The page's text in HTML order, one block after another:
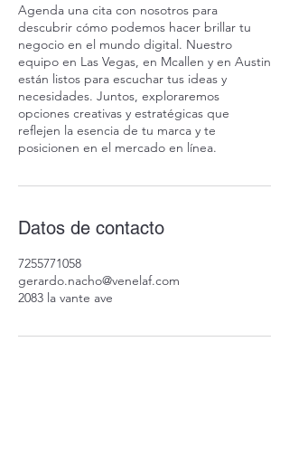
Agenda una cita con nosotros para
descubrir cómo podemos hacer brillar tu
negocio en el mundo digital. Nuestro
equipo en Las Vegas, en Mcallen y en Austin
están listos para escuchar tus ideas y
necesidades. Juntos, exploraremos
opciones creativas y estratégicas que
reflejen la esencia de tu marca y te
posicionen en el mercado en línea.
Datos de contacto
7255771058
gerardo.nacho@venelaf.com
2083 la vante ave